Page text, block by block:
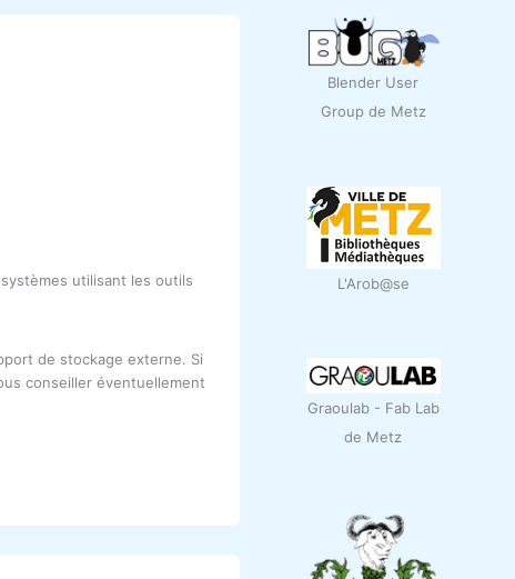
utilisant les outils
de stockage externe. Si
conseiller éventuellement
Blender User
Group de Metz
L'Arob@se
Graoulab - Fab Lab
de Metz